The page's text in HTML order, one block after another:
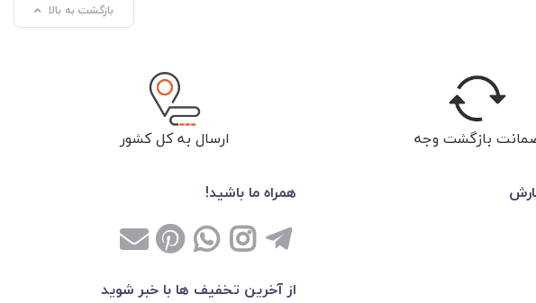
بازگشت به بالا
بازگشت وجه ارسال به کل کشور
همراه ما باشید!
از آخرین تخفیف ها با خبر شوید